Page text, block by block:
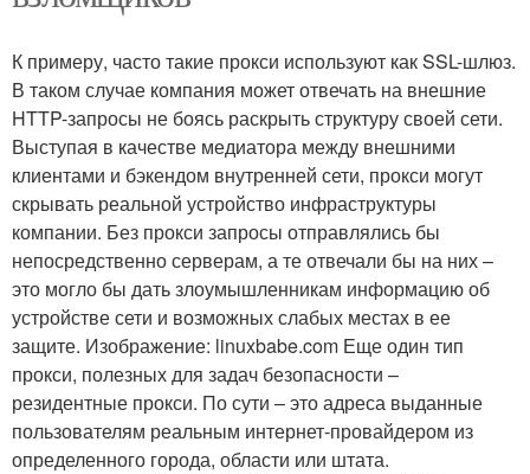
К примеру, часто такие прокси используют как SSL-шлюз.
В таком случае компания может отвечать на внешние
HTTP-запросы не боясь раскрыть структуру своей сети.
Выступая в качестве медиатора между внешними
клиентами и бэкендом внутренней сети, прокси могут
скрывать реальной устройство инфраструктуры
компании. Без прокси запросы отправлялись бы
непосредственно серверам, а те отвечали бы на них –
это могло бы дать злоумышленникам информацию об
устройстве сети и возможных слабых местах в ее
защите. Изображение: linuxbabe.com Еще один тип
прокси, полезных для задач безопасности –
резидентные прокси. По сути – это адреса выданные
пользователям реальным интернет-провайдером из
определенного города, области или штата.